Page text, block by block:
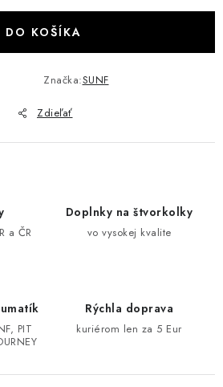
660/700
750 LTA
570/650/800/1000
X8
RZR 1000
DO KOŠÍKA
Značka:SUNF
Zdieľať
a ČR
Doplnky na štvorkolky
vo vysokej kvalite
PIT
Rýchla doprava
kuriérom len za 5 Eur